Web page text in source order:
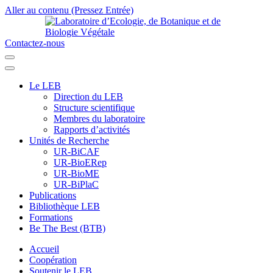
Aller au contenu (Pressez Entrée)
Contactez-nous
Le LEB
Direction du LEB
Structure scientifique
Membres du laboratoire
Rapports d’activités
Unités de Recherche
UR-BiCAF
UR-BioERep
UR-BioME
UR-BiPlaC
Publications
Bibliothèque LEB
Formations
Be The Best (BTB)
Accueil
Coopération
Soutenir le LEB